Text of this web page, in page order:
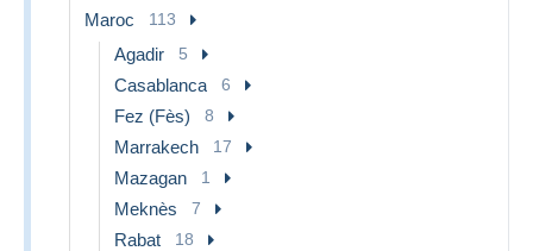
Maroc 113
Agadir 5
Casablanca 6
Fez (Fès) 8
Marrakech 17
Mazagan 1
Meknès 7
Rabat 18